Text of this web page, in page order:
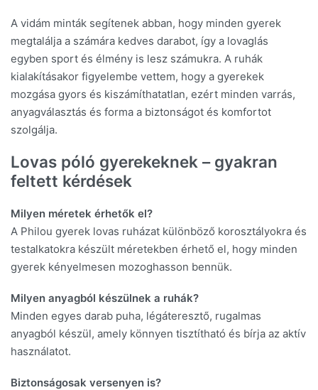
A vidám minták segítenek abban, hogy minden gyerek
megtalálja a számára kedves darabot, így a lovaglás
egyben sport és élmény is lesz számukra. A ruhák
kialakításakor figyelembe vettem, hogy a gyerekek
mozgása gyors és kiszámíthatatlan, ezért minden varrás,
anyagválasztás és forma a biztonságot és komfortot
szolgálja.
Lovas póló gyerekeknek – gyakran
feltett kérdések
Milyen méretek érhetők el?
A Philou gyerek lovas ruházat különböző korosztályokra és
testalkatokra készült méretekben érhető el, hogy minden
gyerek kényelmesen mozoghasson bennük.
Milyen anyagból készülnek a ruhák?
Minden egyes darab puha, légáteresztő, rugalmas
anyagból készül, amely könnyen tisztítható és bírja az aktív
használatot.
Biztonságosak versenyen is?